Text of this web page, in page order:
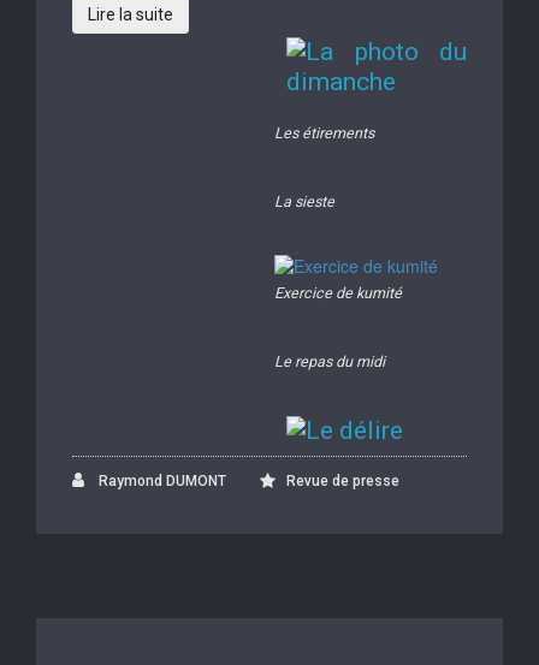
Les étirements
La sieste
Exercice de kumité
Le repas du midi
Lire la suite
Raymond DUMONT Revue de presse